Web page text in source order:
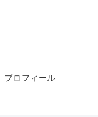
プロフィール